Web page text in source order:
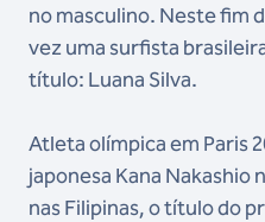
no masculino. Neste fim
vez uma surfista
título: Luana Silva.
Atleta olímpica em Paris
japonesa Kana Nakashio
nas Filipinas, o título do